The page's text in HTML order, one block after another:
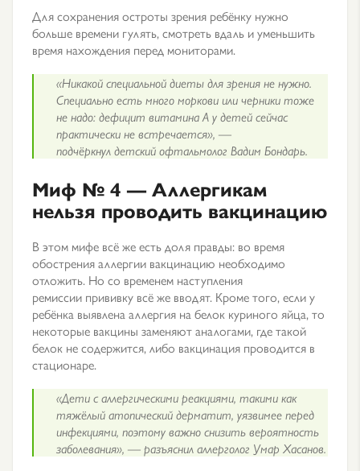
Для сохранения остроты зрения ребёнку нужно
больше времени гулять, смотреть вдаль и уменьшить
время нахождения перед мониторами.
«Никакой специальной диеты для зрения не нужно.
Специально есть много моркови или черники тоже
не надо: дефицит витамина А у детей сейчас
практически не встречается», —
подчёркнул детский офтальмолог Вадим Бондарь.
Миф № 4 — Аллергикам
нельзя проводить вакцинацию
В этом мифе всё же есть доля правды: во время
обострения аллергии вакцинацию необходимо
отложить. Но со временем наступления
ремиссии прививку всё же вводят. Кроме того, если у
ребёнка выявлена аллергия на белок куриного яйца, то
некоторые вакцины заменяют аналогами, где такой
белок не содержится, либо вакцинация проводится в
стационаре.
«Дети с аллергическими реакциями, такими как
тяжёлый атопический дерматит, уязвимее перед
инфекциями, поэтому важно снизить вероятность
заболевания», — разъяснил аллерголог Умар Хасанов.